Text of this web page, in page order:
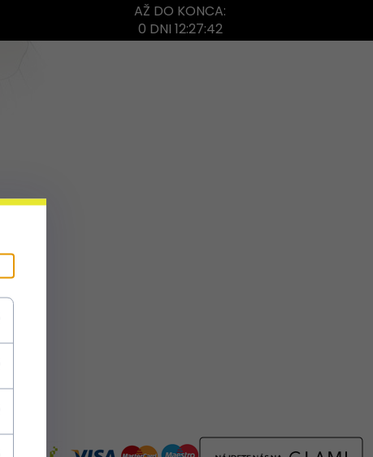
AŽ DO KONCA:
0 DNI 12:27:42